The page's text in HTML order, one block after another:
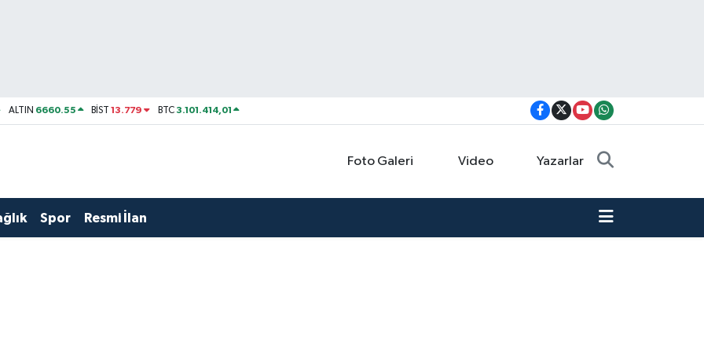
ALTIN 6660.55 BİST13.779 BTC3.101.414,01
Foto Galeri Video Yazarlar
Spor Resmi İlan